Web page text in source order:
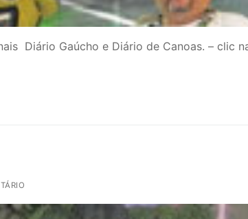
Diário Gaúcho e Diário de Canoas. – clic